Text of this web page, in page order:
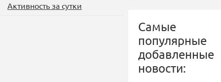
Активность за сутки
Самые
популярные
добавленные
новости: